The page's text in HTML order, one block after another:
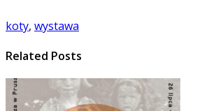
koty, wystawa
Related Posts